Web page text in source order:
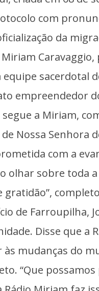
com
da
sacerdotal
empreendedor
a Miriam,
Nossa Senhora
com a
olhar sobre toda
de Farroupilha,
Disse que a
mudanças do
“Que